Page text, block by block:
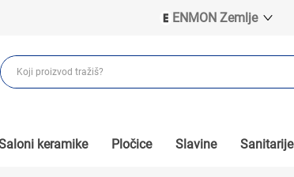
ENMON Zemlje
ENMON BIH
ENMON MKD
keramike Pločice Slavine Sanitarije